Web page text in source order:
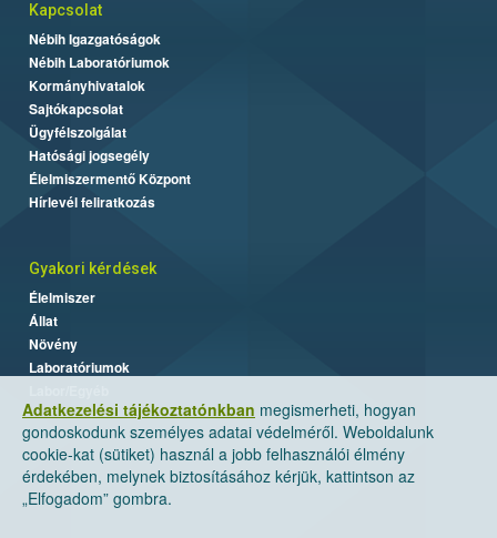
Adatkezelési tájékoztatónkban megismerheti, hogyan
gondoskodunk személyes adatai védelméről. Weboldalunk
cookie-kat (sütiket) használ a jobb felhasználói élmény
érdekében, melynek biztosításához kérjük, kattintson az
„Elfogadom” gombra.
Kapcsolat
Nébih Igazgatóságok
Nébih Laboratóriumok
Kormányhivatalok
Sajtókapcsolat
Ügyfélszolgálat
Hatósági jogsegély
Élelmiszermentő Központ
Hírlevél feliratkozás
Gyakori kérdések
Élelmiszer
Állat
Növény
Laboratóriumok